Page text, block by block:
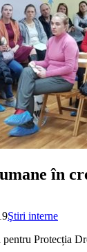
în
Ştiri interne
Protecția